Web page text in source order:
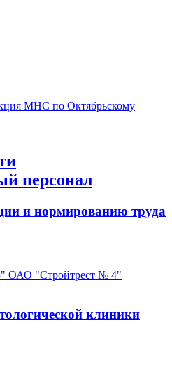
МНС по Октябрьскому
персонал
и нормированию труда
ОАО "Стройтрест № 4"
клиники